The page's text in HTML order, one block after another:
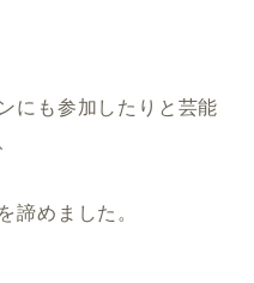
にも参加したりと芸能
諦めました。